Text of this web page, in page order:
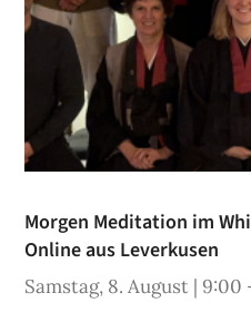
Morgen Meditation im
Online aus Leverkusen
Samstag, 8. August | 9:00